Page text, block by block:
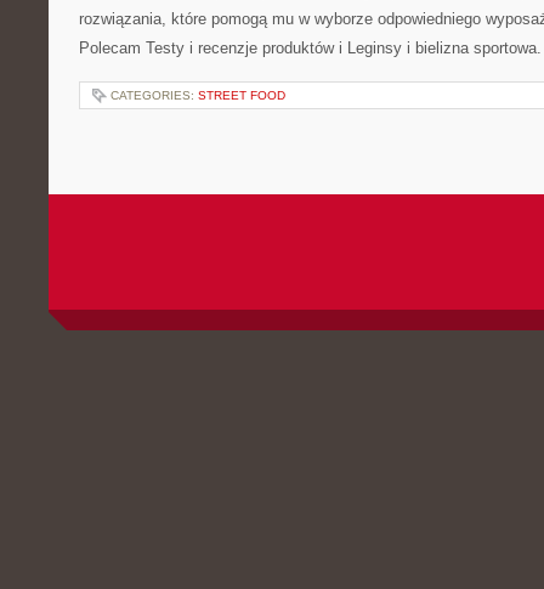
rozwiązania, które pomogą mu w wyborze odpowiedniego
Polecam Testy i recenzje produktów i Leginsy i bielizna
CATEGORIES: STREET FOOD